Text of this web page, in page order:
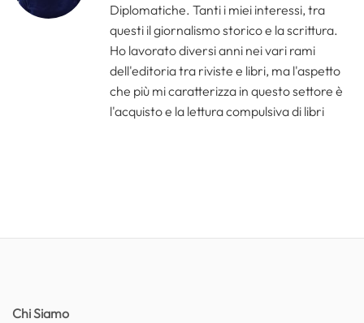
Diplomatiche. Tanti i miei interessi, tra
questi il giornalismo storico e la scrittura.
Ho lavorato diversi anni nei vari rami
dell'editoria tra riviste e libri, ma l'aspetto
che più mi caratterizza in questo settore è
l'acquisto e la lettura compulsiva di libri
Chi Siamo